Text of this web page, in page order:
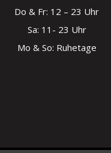
Do & Fr: 12 – 23 Uhr
Sa: 11- 23 Uhr
Mo & So: Ruhetage